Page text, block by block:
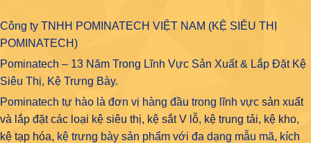
Công ty TNHH POMINATECH VIỆT NAM (KỆ SIÊU THỊ
POMINATECH)
Pominatech – 13 Năm Trong Lĩnh Vực Sản Xuất & Lắp Đặt Kệ
Siêu Thị, Kệ Trưng Bày.
Pominatech tự hào là đơn vị hàng đầu trong lĩnh vực sản xuất
và lắp đặt các loại kệ siêu thị, kệ sắt V lỗ, kệ trung tải, kệ kho,
kệ tạp hóa, kệ trưng bày sản phẩm với đa dạng mẫu mã, kích